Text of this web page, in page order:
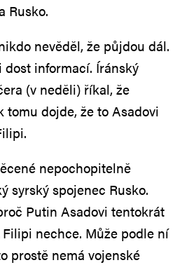
Rusko.
nevěděl, že půjdou dál.
informací. Íránský
(v neděli) říkal, že
tomu dojde, že to Asadovi
nepochopitelně
syrský spojenec Rusko.
Putin Asadovi tentokrát
nechce. Může podle ní
prostě nemá vojenské